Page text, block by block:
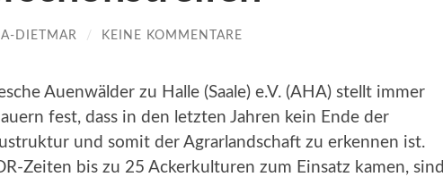
DIETMAR / KEINE KOMMENTARE
Auenwälder zu Halle (Saale) e.V. (AHA) stellt immer
fest, dass in den letzten Jahren kein Ende der
und somit der Agrarlandschaft zu erkennen ist.
Zeiten bis zu 25 Ackerkulturen zum Einsatz kamen, sind